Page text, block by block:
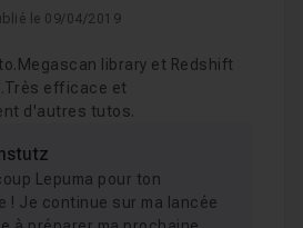
25m16
Render Settings
03m28
le 09/04/2019
library et Redshift
efficace et
d'autres tutos.
Lepuma pour ton
! Je continue sur ma lancée